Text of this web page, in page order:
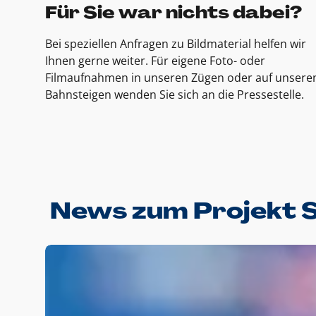
Für Sie war nichts dabei?
Bei speziellen Anfragen zu Bildmaterial helfen wir
Ihnen gerne weiter. Für eigene Foto- oder
Filmaufnahmen in unseren Zügen oder auf
Bahnsteigen wenden Sie sich an die Pressestelle.
News zum Projekt